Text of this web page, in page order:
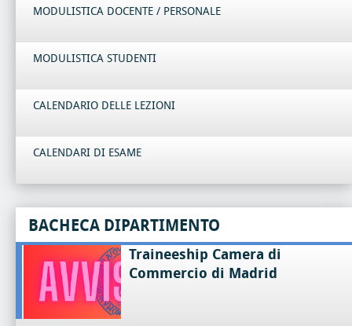
MODULISTICA DOCENTE / PERSONALE
MODULISTICA STUDENTI
CALENDARIO DELLE LEZIONI
CALENDARI DI ESAME
BACHECA DIPARTIMENTO
Traineeship Camera di
Commercio di Madrid